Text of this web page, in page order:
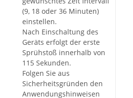
(9, 18 oder 36 Minuten)
einstellen.
Nach Einschaltung des
Geräts erfolgt der erste
Sprühstoß innerhalb von
115 Sekunden.
Folgen Sie aus
Sicherheitsgründen den
Anwendungshinweisen